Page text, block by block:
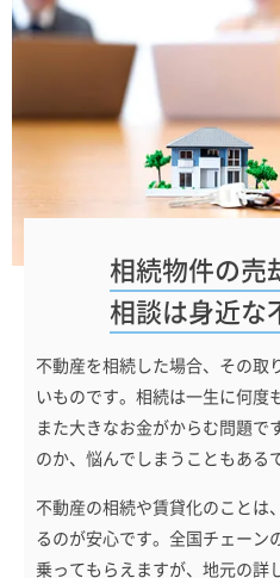
相続物件の売
相談は身近な
不動産を相続した場合、その取
いものです。相続は一生に何度
また大きなお金がからむ問題で
のか、悩んでしまうこともある
不動産の相続や賃貸化のことは
るのが安心です。全国チェーン
乗ってもらえますが、地元の詳